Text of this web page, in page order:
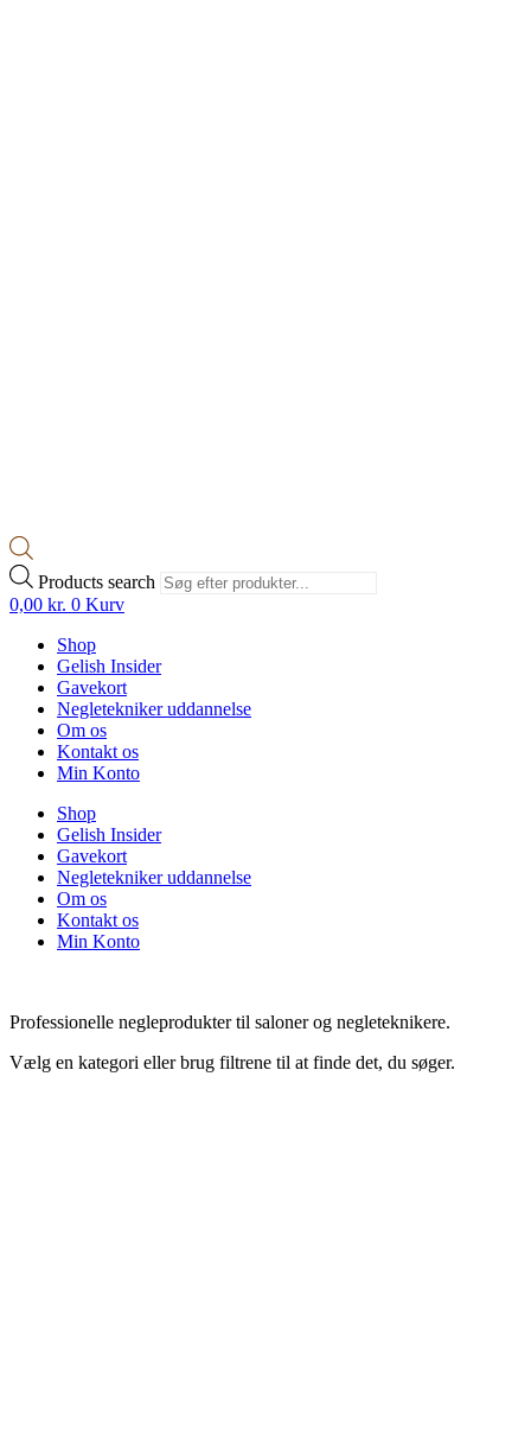
Products search
0,00 kr. 0 Kurv
Shop
Gelish Insider
Gavekort
Negletekniker uddannelse
Om os
Kontakt os
Min Konto
Shop
Gelish Insider
Gavekort
Negletekniker uddannelse
Om os
Kontakt os
Min Konto
Professionelle negleprodukter til saloner og negleteknikere.
Vælg en kategori eller brug filtrene til at finde det, du søger.